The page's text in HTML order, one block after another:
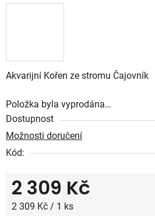
Akvarijní Kořen ze stromu Čajovník
Položka byla vyprodána…
Dostupnost
Možnosti doručení
Kód:
2 309 Kč
Měrná cena:
2 309 Kč / 1 ks